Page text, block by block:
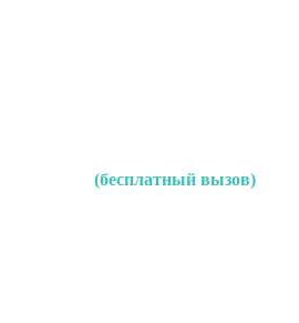
(бесплатный вызов)